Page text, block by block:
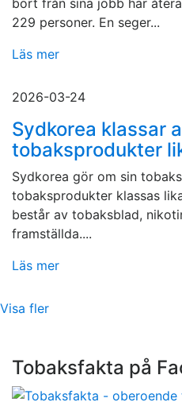
bort från sina jobb har
229 personer. En seger...
Läs mer
2026-03-24
Sydkorea klassar
tobaksprodukter
Sydkorea gör om sin
tobaksprodukter klassas
består av tobaksblad,
framställda....
Läs mer
Visa fler
Tobaksfakta på